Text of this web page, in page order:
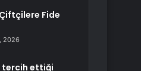
Fide
2026
tercih ettiği